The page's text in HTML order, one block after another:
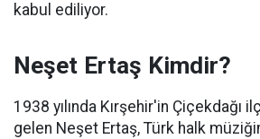
kabul ediliyor.
Neşet Ertaş Kimdir?
1938 yılında Kırşehir'in Çiçekdağı
gelen Neşet Ertaş, Türk halk